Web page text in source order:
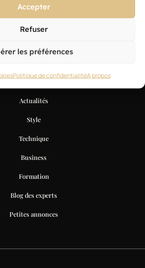
Accepter
Refuser
les préférences
Politique de confidentialitéA propos
Magazine
Actualités
Style
Technique
Business
Formation
Blog des experts
Petites annonces